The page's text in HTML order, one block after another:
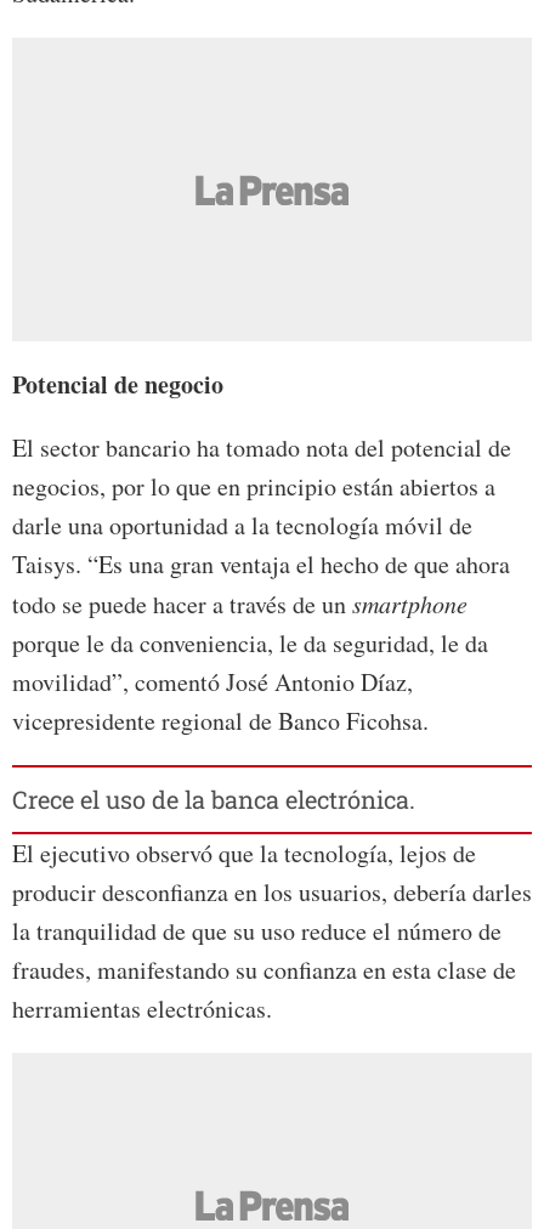
Potencial de negocio
El sector bancario ha tomado nota del potencial de
negocios, por lo que en principio están abiertos a
darle una oportunidad a la tecnología móvil de
Taisys. “Es una gran ventaja el hecho de que ahora
todo se puede hacer a través de unsmartphone
porque le da conveniencia, le da seguridad, le da
movilidad”, comentó José Antonio Díaz,
vicepresidente regional de Banco Ficohsa.
Crece el uso de la banca electrónica.
El ejecutivo observó que la tecnología, lejos de
producir desconfianza en los usuarios, debería darles
la tranquilidad de que su uso reduce el número de
fraudes, manifestando su confianza en esta clase de
herramientas electrónicas.